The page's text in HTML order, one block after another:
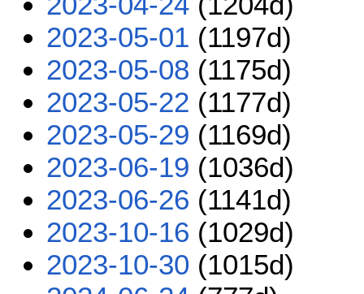
2023-05-01 (1197d)
2023-05-08 (1175d)
2023-05-22 (1177d)
2023-05-29 (1169d)
2023-06-19 (1036d)
2023-06-26 (1141d)
2023-10-16 (1029d)
2023-10-30 (1015d)